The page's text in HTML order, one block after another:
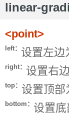
linear-
<point>
left： 设置左边
right： 设置右
top： 设置顶部
bottom： 设置